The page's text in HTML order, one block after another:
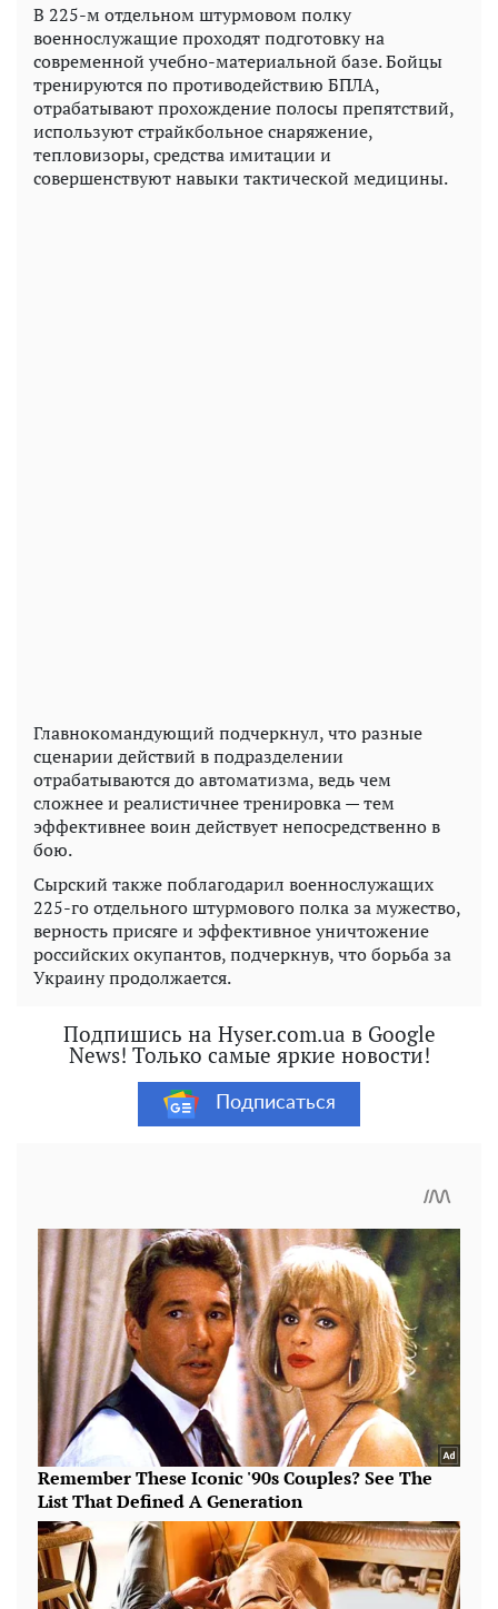
В 225-м отдельном штурмовом полку
военнослужащие проходят подготовку на
современной учебно-материальной базе. Бойцы
тренируются по противодействию БПЛА,
отрабатывают прохождение полосы препятствий,
используют страйкбольное снаряжение,
тепловизоры, средства имитации и
совершенствуют навыки тактической медицины.
Главнокомандующий подчеркнул, что разные
сценарии действий в подразделении
отрабатываются до автоматизма, ведь чем
сложнее и реалистичнее тренировка — тем
эффективнее воин действует непосредственно в
бою.
Сырский также поблагодарил военнослужащих
225-го отдельного штурмового полка за мужество,
верность присяге и эффективное уничтожение
российских окупантов, подчеркнув, что борьба за
Украину продолжается.
Подпишись на Hyser.com.ua в Google
News! Только самые яркие новости!
Подписаться